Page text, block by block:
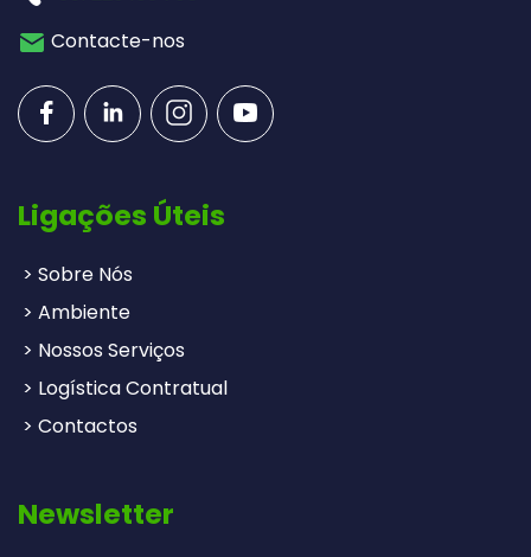
Contacte-nos
Ligações Úteis
> Sobre Nós
> Ambiente
> Nossos Serviços
> Logística Contratual
> Contactos
Newsletter